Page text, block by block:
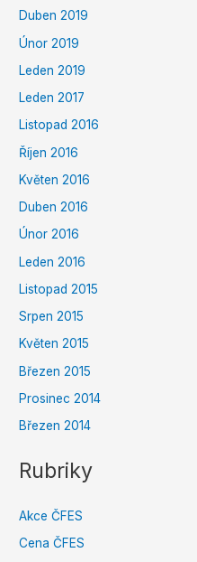
Duben 2019
Únor 2019
Leden 2019
Leden 2017
Listopad 2016
Říjen 2016
Květen 2016
Duben 2016
Únor 2016
Leden 2016
Listopad 2015
Srpen 2015
Květen 2015
Březen 2015
Prosinec 2014
Březen 2014
Rubriky
Akce ČFES
Cena ČFES